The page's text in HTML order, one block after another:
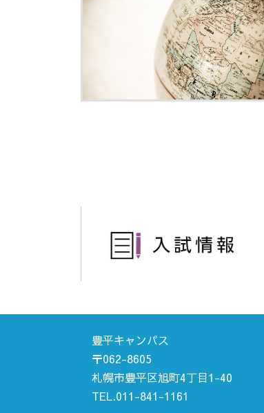
豊平キャンパス
〒062-8605
札幌市豊平区旭町4丁目1-40
TEL.011-841-1161